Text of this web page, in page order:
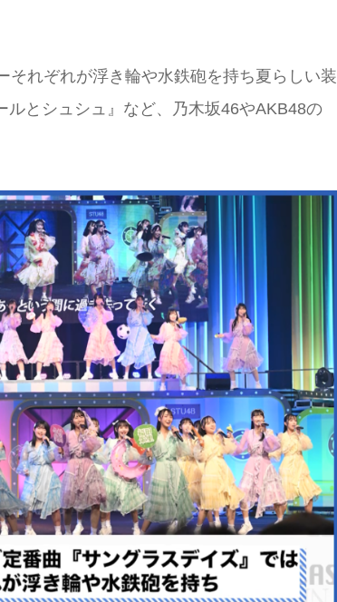
れぞれが浮き輪や水鉄砲を持ち夏らしい装
とシュシュ』など、乃木坂46やAKB48の